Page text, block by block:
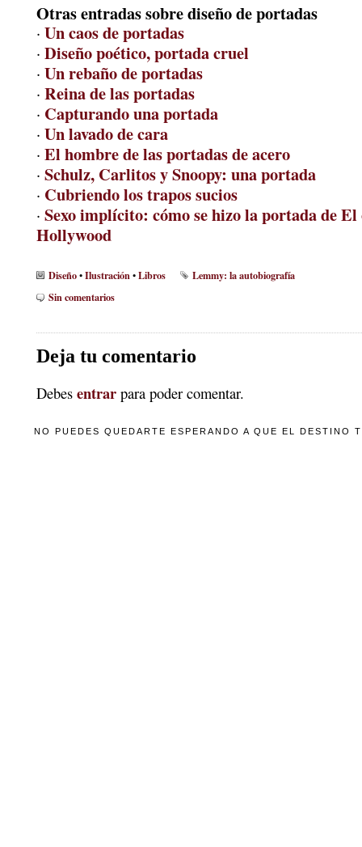
Otras entradas sobre diseño de portadas
· Un caos de portadas
· Diseño poético, portada cruel
· Un rebaño de portadas
· Reina de las portadas
· Capturando una portada
· Un lavado de cara
· El hombre de las portadas de acero
· Schulz, Carlitos y Snoopy: una portada
· Cubriendo los trapos sucios
· Sexo implícito: cómo se hizo la portada de
Hollywood
Diseño•Ilustración•Libros
Lemmy: la autobiografía
Sin comentarios
Deja tu comentario
Debes entrar para poder comentar.
NO PUEDES QUEDARTE ESPERANDO A QUE EL